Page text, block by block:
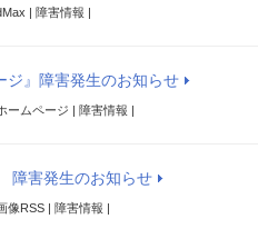
| 障害情報 |
ジ』障害発生のお知らせ
ームページ | 障害情報 |
障害発生のお知らせ
像RSS | 障害情報 |